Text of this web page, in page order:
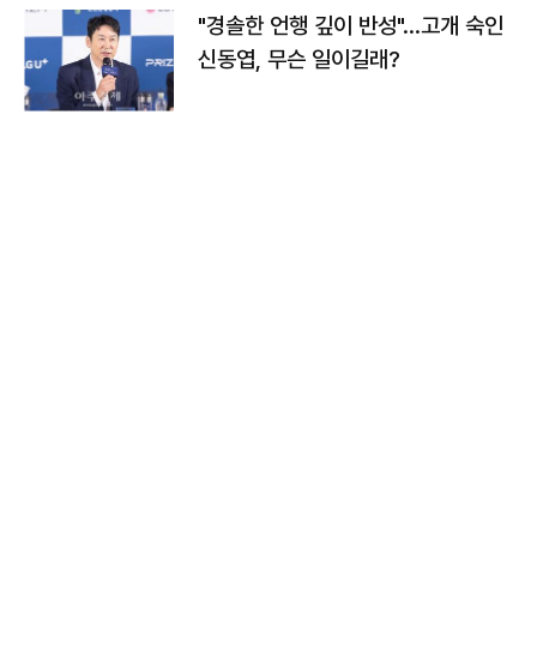
"경솔한 언행 깊이 반성"…고개 숙인
신동엽, 무슨 일이길래?